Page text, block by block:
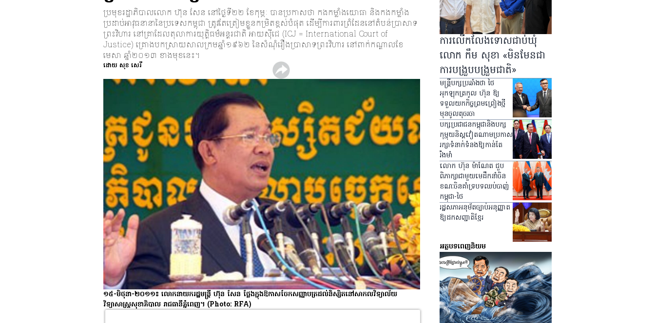
ប្រមុខ​រដ្ឋាភិបាល​លោក ហ៊ុន សែន នៅ​ថ្ងៃ​ទី២២ ខែ​កុម្ភៈ បាន​ប្រកាស​ថា កង​កម្លាំង​យោធា និង​កង​កម្លាំង​
ប្រដាប់​អាវុធ​នានា​នៃ​ប្រទេស​កម្ពុជា ត្រូវ​តែ​ត្រៀម​ខ្លួន​កម្រិត​ខ្ពស់​បំផុត ដើម្បី​ការពារ​ព្រំដែន​នៅ​តំបន់​ប្រាសាទ​
ព្រះវិហារ នៅ​គ្រា​ដែល​តុលាការ​យុត្តិធម៌​អន្តរជាតិ អាយស៊ីជេ (ICJ = International Court of
Justice) គ្រោង​បកស្រាយ​សាលក្រម​ឆ្នាំ​១៩៦២ នៃ​សំណុំ​រឿង​ប្រាសាទ​ព្រះវិហារ នៅ​ពាក់​កណ្ដាល​ខែ​
មេសា ឆ្នាំ​២០១៣ ខាង​មុខ​នេះ។
ដោយ សុខ សេរី
១៥-មិថុនា-២០១១៖ លោក​នាយករដ្ឋមន្ត្រី ហ៊ុន សែន ថ្លែង​ក្នុង​ឱកាស​ចែក​សញ្ញាបត្រ​ដល់​និស្សិត​នៅ​សាកលវិទ្យាល័យ​
វិទ្យាសាស្ត្រ​សុខាភិបាល រាជធានី​ភ្នំពេញ។ (Photo: RFA)
ការលើកលែងទោសជាប់ឃុំ
លោក កឹម សុខា «មិនមែនជា
ការបង្រួបបង្រួមជាតិ»
មន្ត្រីបក្សប្រឆាំងថា ថៃ
អុកឡុកត្រកូល ហ៊ុន ឱ្យ
ទទួលយកកិច្ចព្រមព្រៀងថ្មី
មុនចូលតុចរចា
បក្សប្រជាជនកម្ពុជានិងបក្ស
កុម្មុយនិស្ដវៀតណាមប្រកាស
រក្សាទំនាក់ទំនងឱ្យកាន់តែ
រឹងមាំ
លោក ហ៊ុន ម៉ាណែត ជួប
ពិភាក្សាជាមួយមេដឹកនាំចិន
ខណៈចិនគាំទ្របទឈប់បាញ់
កម្ពុជា-ថៃ
រដ្ឋសភាអនុម័តច្បាប់អនុញ្ញាត
ឱ្យដកសញ្ជាតិខ្មែរ
អត្ថបទពេញនិយម